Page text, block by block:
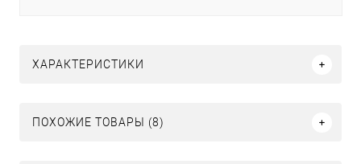
ХАРАКТЕРИСТИКИ
ПОХОЖИЕ ТОВАРЫ (8)